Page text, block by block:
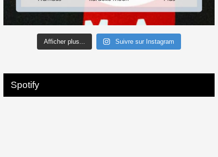
Afficher plus... Suivre sur Instagram
Spotify